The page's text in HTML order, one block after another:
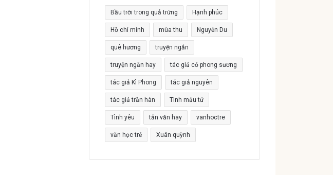
o
:
Bầu trời trong quả trứng Hạnh phúc
Hồ chí minh mùa thu Nguyễn Du
quê hương truyện ngắn
truyện ngắn hay tác giả cỏ phong sương
tác giả Kì Phong tác giả nguyên
tác giả trần hàn Tình mẫu tử
Tình yêu tản văn hay vanhoctre
văn học trẻ Xuân quỳnh